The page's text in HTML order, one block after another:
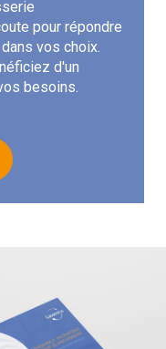
pour répondre
vos choix.
d'un
besoins.